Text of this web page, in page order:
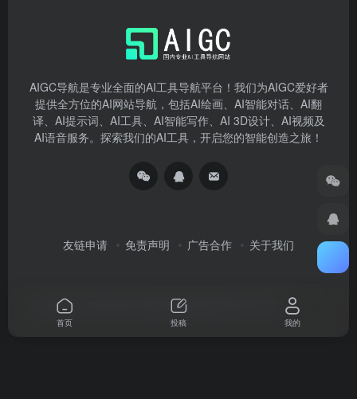
AIGC导航是专业全面的AI工具导航平台！我们为AIGC爱好者
提供全方位的AI网站导航，包括AI绘画、AI智能对话、AI翻
译、AI提示词、AI工具、AI智能写作、AI 3D设计、AI视频及
AI语音服务。探索我们的AI工具，开启您的智能创造之旅！
友链申请 免责声明 广告合作 关于我们
Copyright © 2026 AIGC工具导航湘ICP备2023015213号-3
首页 投稿 我的